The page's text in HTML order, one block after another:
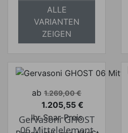
absolut
versandkostenfrei
ALLE
VARIANTEN
ZEIGEN
Verkaufspreis
ab 1.269,00 €
Preis
1.205,55 €
Ihr Spar-Preis
Gervasoni GHOST
06 Mittelelement